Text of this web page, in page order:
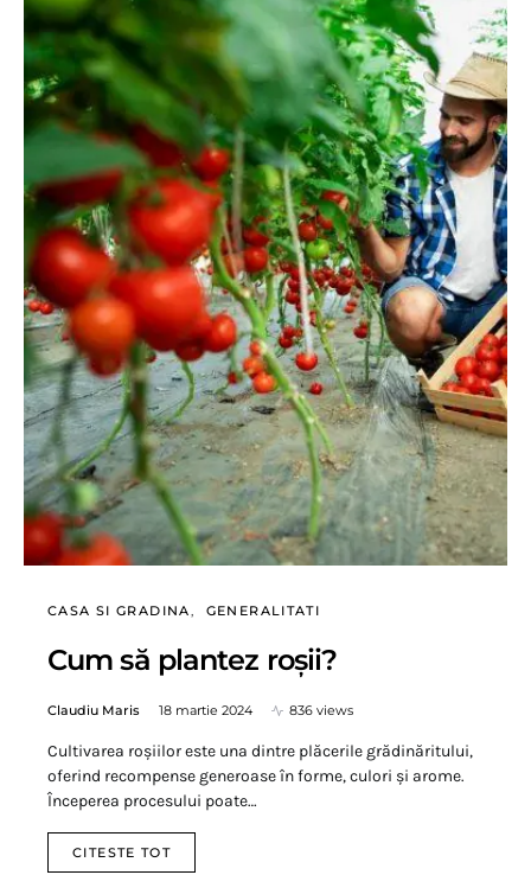
CASA SI GRADINA GENERALITATI
Cum să plantez roșii?
Claudiu Maris 18 martie 2024 836 views
Cultivarea roșiilor este una dintre plăcerile grădinăritului,
oferind recompense generoase în forme, culori și arome.
Începerea procesului poate…
CITESTE TOT